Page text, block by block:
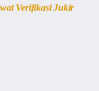
Verifikasi Jukir